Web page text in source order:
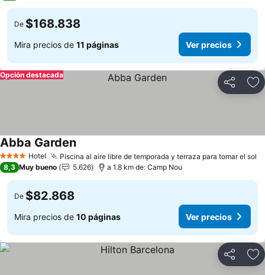
De $168.838
Mira precios de 11 páginas Ver precios
Compartir
Opción destacada
4 EstrellasHotel Piscina al aire libre de temporada y terraza para tomar el sol
Abba Garden
8,3 Muy bueno 5.626 a 1.8 km de: Camp Nou
De $82.868
Mira precios de 10 páginas Ver precios
Compartir